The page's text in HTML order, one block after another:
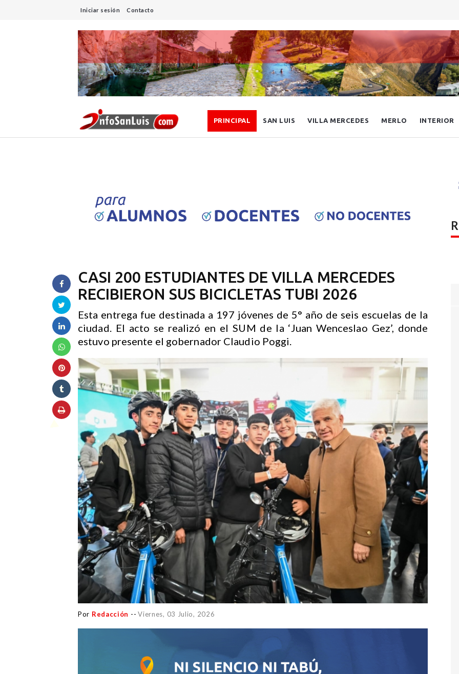
Iniciar sesión Contacto
PRINCIPAL SAN LUIS VILLA MERCEDES MERLO INTERIOR
CASI 200 ESTUDIANTES DE VILLA MERCEDES
RECIBIERON SUS BICICLETAS TUBI 2026
Esta entrega fue destinada a 197 jóvenes de 5° año de seis escuelas de la
ciudad. El acto se realizó en el SUM de la ‘Juan Wenceslao Gez’, donde
estuvo presente el gobernador Claudio Poggi.
Por Redacción -- Viernes, 03 Julio, 2026